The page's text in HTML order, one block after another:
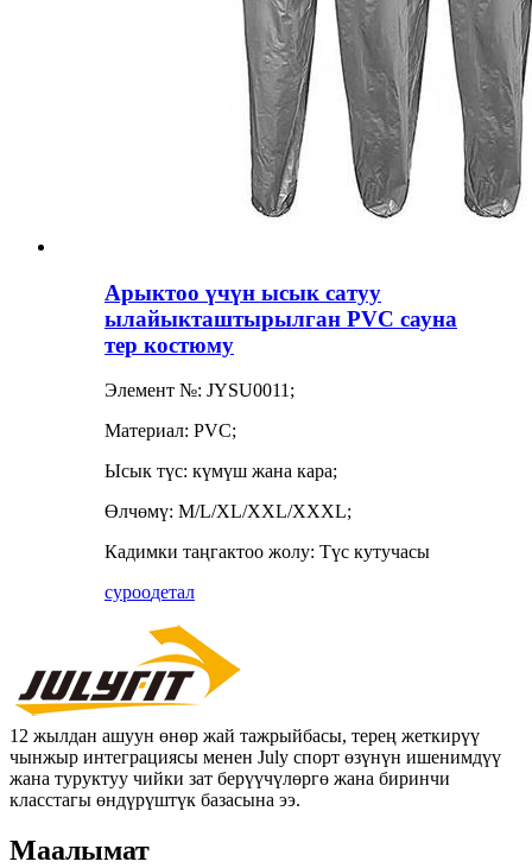
Арыктоо үчүн ысык сатуу
ылайыкташтырылган PVC сауна
тер костюму
Элемент №: JYSU0011;
Материал: PVC;
Ысык түс: күмүш жана кара;
Өлчөмү: M/L/XL/XXL/XXXL;
Кадимки таңгактоо жолу: Түс кутучасы
суроодетал
12 жылдан ашуун өнөр жай тажрыйбасы, терең жеткирүү
чынжыр интеграциясы менен July спорт өзүнүн ишенимдүү
жана туруктуу чийки зат берүүчүлөргө жана биринчи
класстагы өндүрүштүк базасына ээ.
Маалымат